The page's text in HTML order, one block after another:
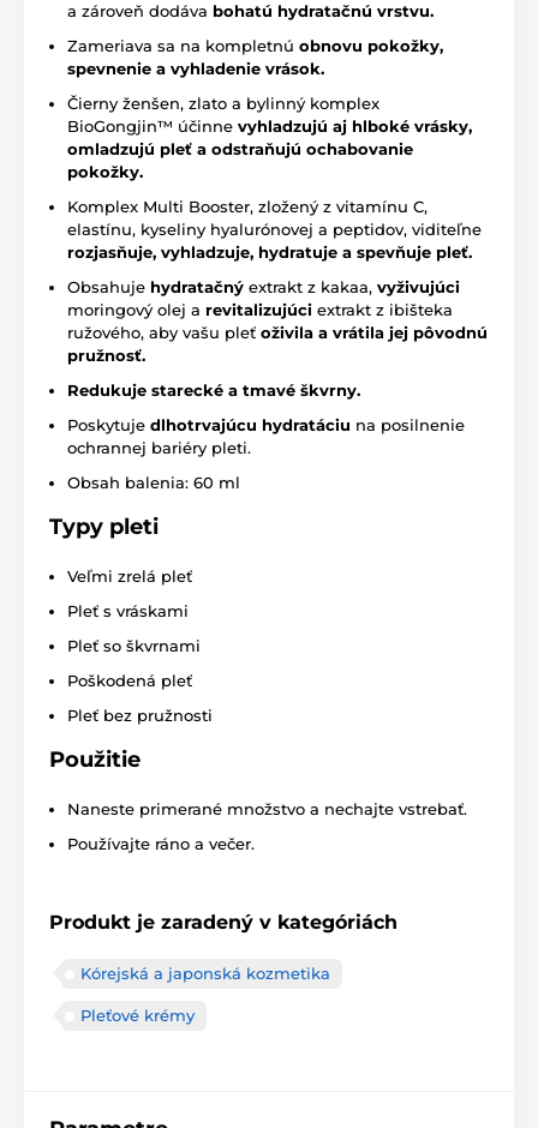
a zároveň dodáva bohatú hydratačnú vrstvu.
Zameriava sa na kompletnú obnovu pokožky,
spevnenie a vyhladenie vrások.
Čierny ženšen, zlato a bylinný komplex
BioGongjin™️ účinne vyhladzujú aj hlboké vrásky,
omladzujú pleť a odstraňujú ochabovanie
pokožky.
Komplex Multi Booster, zložený z vitamínu C,
elastínu, kyseliny hyalurónovej a peptidov, viditeľne
rozjasňuje, vyhladzuje, hydratuje a spevňuje pleť.
Obsahuje hydratačný extrakt z kakaa, vyživujúci
moringový olej a revitalizujúci extrakt z ibišteka
ružového, aby vašu pleť oživila a vrátila jej pôvodnú
pružnosť.
Redukuje starecké a tmavé škvrny.
Poskytuje dlhotrvajúcu hydratáciu na posilnenie
ochrannej bariéry pleti.
Obsah balenia: 60 ml
Typy pleti
Veľmi zrelá pleť
Pleť s vráskami
Pleť so škvrnami
Poškodená pleť
Pleť bez pružnosti
Použitie
Naneste primerané množstvo a nechajte vstrebať.
Používajte ráno a večer.
Produkt je zaradený v kategóriách
Kórejská a japonská kozmetika
Pleťové krémy